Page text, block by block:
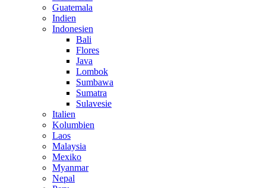
Guatemala
Indien
Indonesien
Bali
Flores
Java
Lombok
Sumbawa
Sumatra
Sulavesie
Italien
Kolumbien
Laos
Malaysia
Mexiko
Myanmar
Nepal